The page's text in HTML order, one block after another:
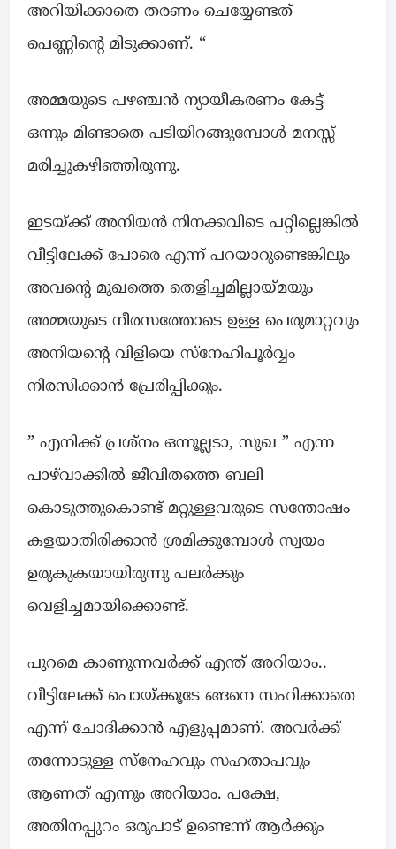
അറിയിക്കാതെ തരണം ചെയ്യേണ്ടത്
പെണ്ണിന്റെ മിടുക്കാണ്. “
അമ്മയുടെ പഴഞ്ചൻ ന്യായീകരണം കേട്ട്
ഒന്നും മിണ്ടാതെ പടിയിറങ്ങുമ്പോൾ മനസ്സ്
മരിച്ചുകഴിഞ്ഞിരുന്നു.
ഇടയ്ക്ക് അനിയൻ നിനക്കവിടെ പറ്റില്ലെങ്കിൽ
വീട്ടിലേക്ക് പോരെ എന്ന് പറയാറുണ്ടെങ്കിലും
അവന്റെ മുഖത്തെ തെളിച്ചമില്ലായ്മയും
അമ്മയുടെ നീരസത്തോടെ ഉള്ള പെരുമാറ്റവും
അനിയന്റെ വിളിയെ സ്നേഹിപൂർവ്വം
നിരസിക്കാൻ പ്രേരിപ്പിക്കും.
” എനിക്ക് പ്രശ്നം ഒന്നൂല്ലടാ, സുഖ ” എന്ന
പാഴ്‌വാക്കിൽ ജീവിതത്തെ ബലി
കൊടുത്തുകൊണ്ട് മറ്റുള്ളവരുടെ സന്തോഷം
കളയാതിരിക്കാൻ ശ്രമിക്കുമ്പോൾ സ്വയം
ഉരുകുകയായിരുന്നു പലർക്കും
വെളിച്ചമായിക്കൊണ്ട്.
പുറമെ കാണുന്നവർക്ക് എന്ത് അറിയാം..
വീട്ടിലേക്ക് പൊയ്ക്കൂടേ ങ്ങനെ സഹിക്കാതെ
എന്ന് ചോദിക്കാൻ എളുപ്പമാണ്. അവർക്ക്
തന്നോടുള്ള സ്നേഹവും സഹതാപവും
ആണത് എന്നും അറിയാം. പക്ഷേ,
അതിനപ്പുറം ഒരുപാട് ഉണ്ടെന്ന് ആർക്കും